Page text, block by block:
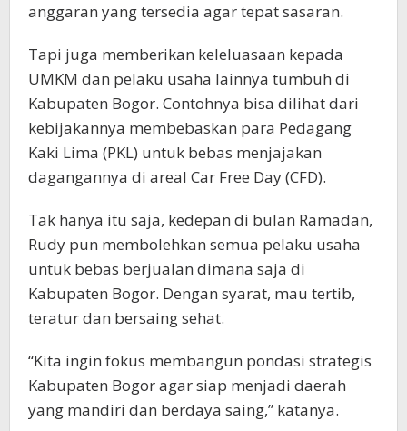
anggaran yang tersedia agar tepat sasaran.
Tapi juga memberikan keleluasaan kepada
UMKM dan pelaku usaha lainnya tumbuh di
Kabupaten Bogor. Contohnya bisa dilihat dari
kebijakannya membebaskan para Pedagang
Kaki Lima (PKL) untuk bebas menjajakan
dagangannya di areal Car Free Day (CFD).
Tak hanya itu saja, kedepan di bulan Ramadan,
Rudy pun membolehkan semua pelaku usaha
untuk bebas berjualan dimana saja di
Kabupaten Bogor. Dengan syarat, mau tertib,
teratur dan bersaing sehat.
“Kita ingin fokus membangun pondasi strategis
Kabupaten Bogor agar siap menjadi daerah
yang mandiri dan berdaya saing,” katanya.